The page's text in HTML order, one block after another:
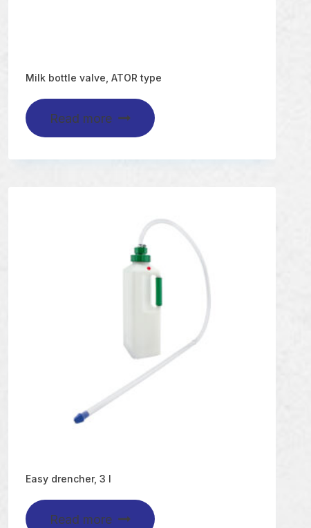
Milk bottle valve, ATOR type
Read more
Easy drencher, 3 l
Read more